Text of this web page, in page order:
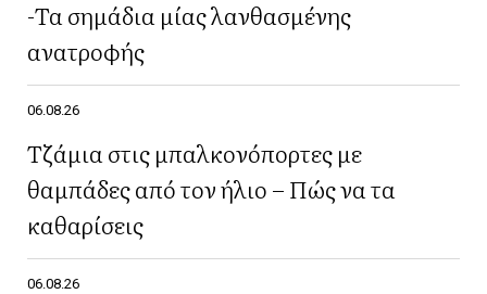
-Τα σημάδια μίας λανθασμένης
ανατροφής
06.08.26
Τζάμια στις μπαλκονόπορτες με
θαμπάδες από τον ήλιο – Πώς να τα
καθαρίσεις
06.08.26